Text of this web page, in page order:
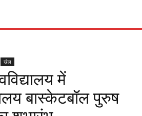
खेल
में
बास्केटबॉल पुरुष